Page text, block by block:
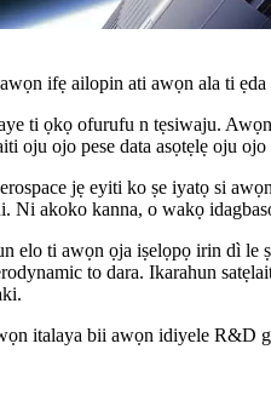
ifẹ ailopin ati awọn ala ti
ti ọkọ ofurufu n tẹsiwaju.
oju ojo pese data asọtẹlẹ oju
jẹ eyiti ko ṣe iyatọ si
Ni akoko kanna, o wakọ
elo ti awọn ọja iṣelọpọ irin dì le
to dara. Ikarahun
italaya bii awọn idiyele R&D